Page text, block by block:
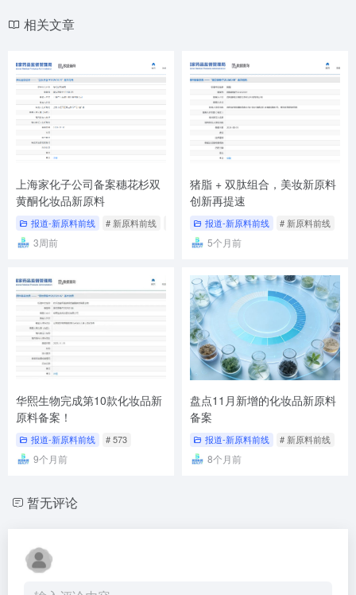
相关文章
上海家化子公司备案穗花杉双
黄酮化妆品新原料
报道-新原料前线 # 新原料前线 # 穗花杉双黄酮 # 广生合成生物
3周前
猪脂 + 双肽组合，美妆新原料
创新再提速
报道-新原料前线 # 新原料前线
5个月前
华熙生物完成第10款化妆品新
原料备案！
报道-新原料前线 # 573
9个月前
盘点11月新增的化妆品新原料
备案
报道-新原料前线 # 新原料前线
8个月前
暂无评论